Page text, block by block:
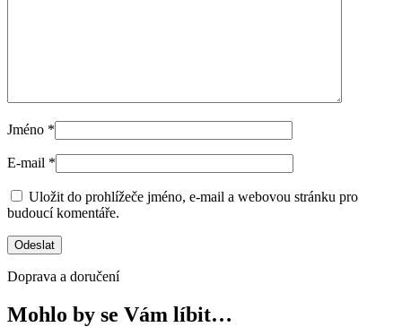
Jméno *
E-mail *
Uložit do prohlížeče jméno, e-mail a webovou stránku pro
budoucí komentáře.
Doprava a doručení
Mohlo by se Vám líbit…